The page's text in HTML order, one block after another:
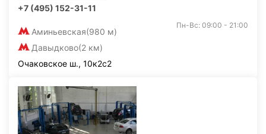
+7 (495) 152-31-11
Аминьевская(980 м)
Давыдково(2 км)
Пн-Вс: 09:00 - 21:00
Очаковское ш., 10к2с2